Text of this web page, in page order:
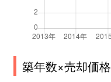
築年数×売却価格